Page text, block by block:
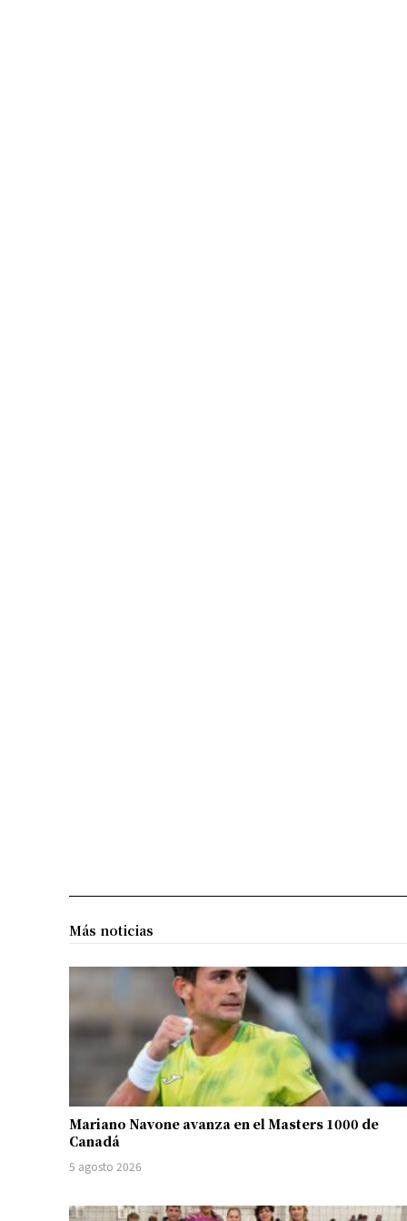
Más noticias
Mariano Navone avanza en el Masters 1000 de
Canadá
5 agosto 2026